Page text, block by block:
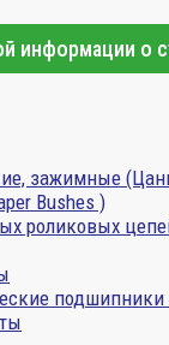
информации о
зажимные
Bushes )
роликовых